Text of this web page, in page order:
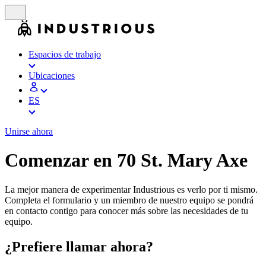
Espacios de trabajo
Ubicaciones
ES
Unirse ahora
Comenzar en 70 St. Mary Axe
La mejor manera de experimentar Industrious es verlo por ti mismo.
Completa el formulario y un miembro de nuestro equipo se pondrá
en contacto contigo para conocer más sobre las necesidades de tu
equipo.
¿Prefiere llamar ahora?